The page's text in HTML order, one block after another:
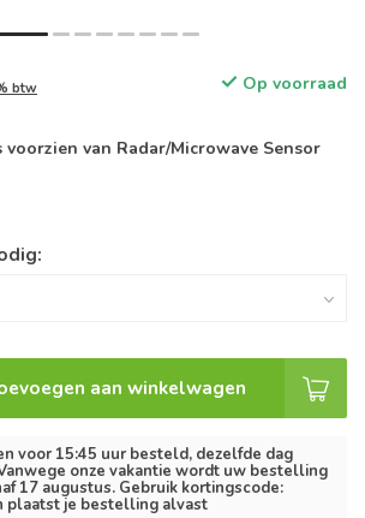
btw Op voorraad
voorzien van Radar/Microwave Sensor
aan winkelwagen
voor 15:45 uur besteld, dezelfde dag
onze vakantie wordt uw bestelling
17 augustus. Gebruik kortingscode:
plaatst je bestelling alvast